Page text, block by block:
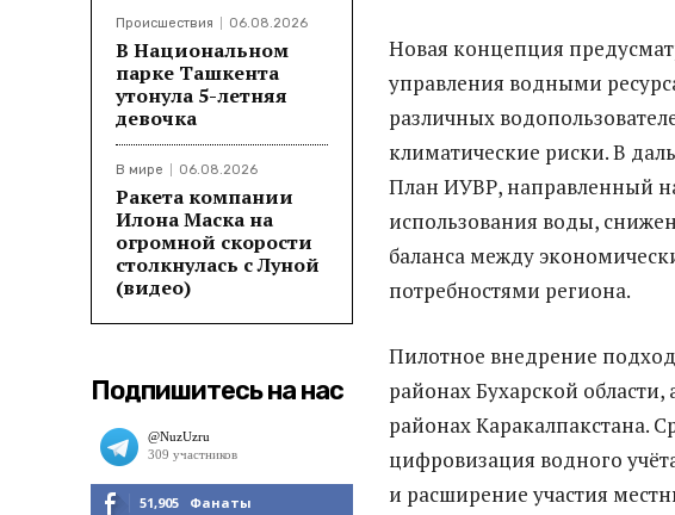
Происшествия 06.08.2026
В Национальном
парке Ташкента
утонула 5-летняя
девочка
В мире 06.08.2026
Ракета компании
Илона Маска на
огромной скорости
столкнулась с Луной
(видео)
Подпишитесь на нас
51,905 Фанаты
Новая концепция
управления водными
различных
климатические риски. В
План ИУВР, направленный
использования воды,
баланса между
потребностями региона.
Пилотное внедрение
районах Бухарской
районах Каракалпакстана.
цифровизация водного
и расширение участия